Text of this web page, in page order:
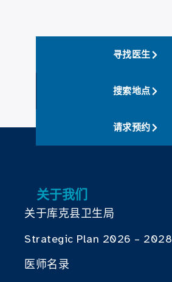
寻找医生
搜索地点
请求预约
关于我们
关于库克县卫生局
Strategic Plan 2026 – 2028
医师名录